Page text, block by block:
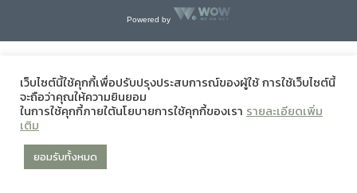
Powered by
เว็บไซต์นี้ใช้คุกกี้เพื่อปรับปรุงประสบการณ์ของผู้ใช้ การใช้เว็บไซต์นี้
จะถือว่าคุณให้ความยินยอม
ในการใช้คุกกี้ภายใต้นโยบายการใช้คุกกี้ของเรา รายละเอียดเพิ่ม
เติม
ยอมรับทั้งหมด